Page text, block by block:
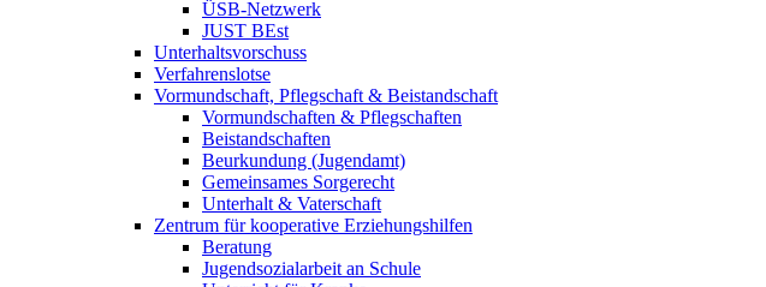
ÜSB-Netzwerk
JUST BEst
Unterhaltsvorschuss
Verfahrenslotse
Vormundschaft, Pflegschaft & Beistandschaft
Vormundschaften & Pflegschaften
Beistandschaften
Beurkundung (Jugendamt)
Gemeinsames Sorgerecht
Unterhalt & Vaterschaft
Zentrum für kooperative Erziehungshilfen
Beratung
Jugendsozialarbeit an Schule